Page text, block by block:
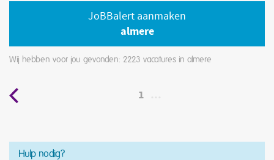
JoBBalert aanmaken
almere
Wij hebben voor jou gevonden: 2223 vacatures in almere
1
Hulp nodig?